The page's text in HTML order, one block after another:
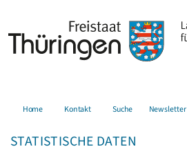
Home Kontakt Suche Newsletter
STATISTISCHE DATEN